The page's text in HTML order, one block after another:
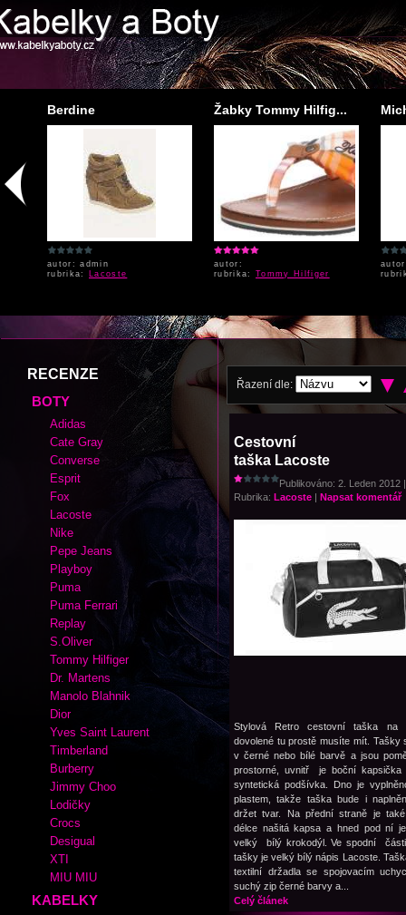
Berdine
autor: admin
rubrika: Lacoste
Žabky Tommy Hilfig...
autor:
rubrika: Tommy Hilfiger
Řazení dle:
Cestovní
taška Lacoste
Publikováno: 2. Leden 2012
Rubrika: Lacoste | Napsat komentář
Stylová Retro cestovní taška na
dovolené tu prostě musíte mít. Tašky
v černé nebo bílé barvě a jsou
prostorné, uvnitř je boční kapsička
syntetická podšívka. Dno je
plastem, takže taška bude i
držet tvar. Na přední straně je
délce našitá kapsa a hned pod ní
velký bílý krokodýl. Ve spodní
tašky je velký bílý nápis Lacoste.
textilní držadla se spojovacím
suchý zip černé barvy a...
Celý článek
RECENZE
BOTY
Adidas
Cate Gray
Converse
Esprit
Fox
Lacoste
Nike
Pepe Jeans
Playboy
Puma
Puma Ferrari
Replay
S.Oliver
Tommy Hilfiger
Dr. Martens
Manolo Blahnik
Dior
Yves Saint Laurent
Timberland
Burberry
Jimmy Choo
Lodičky
Crocs
Desigual
XTI
MIU MIU
KABELKY